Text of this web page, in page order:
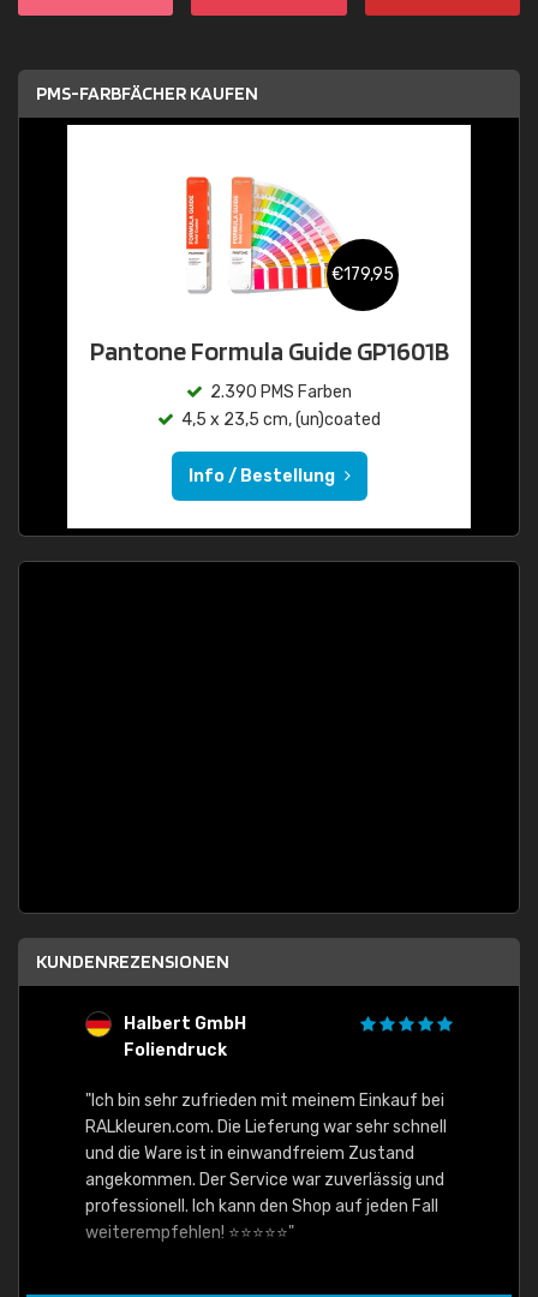
PMS-FARBFÄCHER KAUFEN
€179,95
Pantone Formula Guide GP1601B
2.390 PMS Farben
4,5 x 23,5 cm, (un)coated
Info / Bestellung
KUNDENREZENSIONEN
Halbert GmbH
Foliendruck
"Ich bin sehr zufrieden mit meinem Einkauf bei
RALkleuren.com. Die Lieferung war sehr schnell
und die Ware ist in einwandfreiem Zustand
angekommen. Der Service war zuverlässig und
professionell. Ich kann den Shop auf jeden Fall
weiterempfehlen! ⭐⭐⭐⭐⭐"